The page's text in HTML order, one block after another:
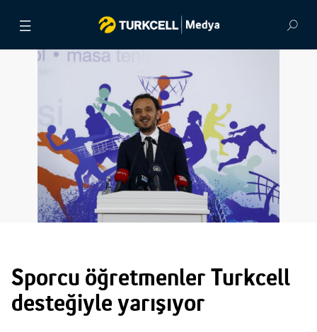
GÖRSEL ARŞİV
İLETİŞİM
Sporcu öğretmenler Turkcell
desteğiyle yarışıyor